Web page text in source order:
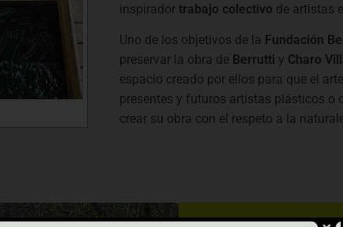
inspirador trabajo colectivo de artistas
Uno de los objetivos de la Fundación
preservar la obra de Berrutti y Charo
espacio creado por ellos para que el
presentes y futuros artistas plásticos o
crear su obra con el respeto a la